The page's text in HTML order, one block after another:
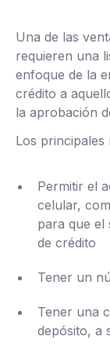
Una de las
requieren una
enfoque de la
crédito a
la aprobación
Los principales
Permitir el
celular,
para que el
de crédito
Tener un
Tener una
depósito, a